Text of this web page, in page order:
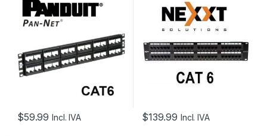
CPPL48WBLY CAT6
DE 48 PUERTOS
RACK
$59.99 Incl. IVA
PARA RACK DE 19″
$139.99 Incl. IVA